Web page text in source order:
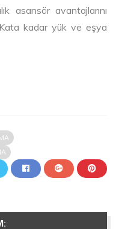
asansör avantajlarını
kadar yük ve eşya